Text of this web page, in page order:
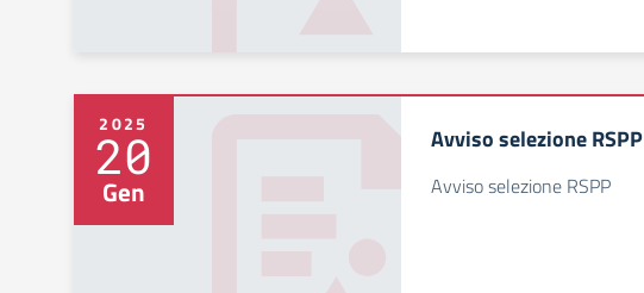
2025
20
Gen
Avviso selezione RSPP
Avviso selezione RSPP